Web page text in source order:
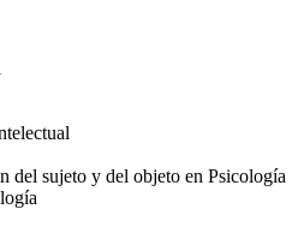
del sujeto y del objeto en Psicología